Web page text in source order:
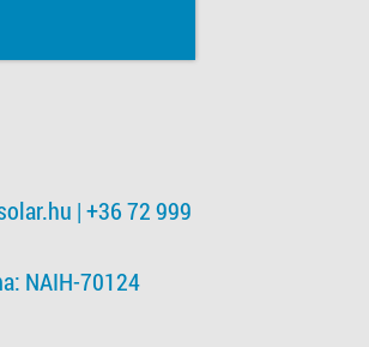
| +36 72 999
NAIH-70124